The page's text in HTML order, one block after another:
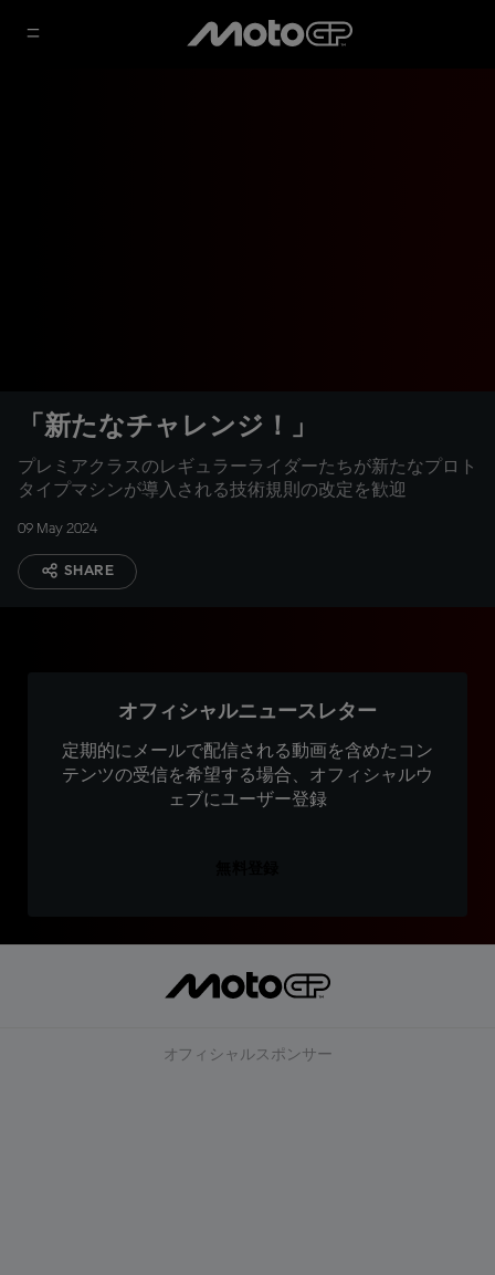
「新たなチャレンジ！」
プレミアクラスのレギュラーライダーたちが新たなプロト
タイプマシンが導入される技術規則の改定を歓迎
09 May 2024
SHARE
オフィシャルニュースレター
定期的にメールで配信される動画を含めたコン
テンツの受信を希望する場合、オフィシャルウ
ェブにユーザー登録
オフィシャルスポンサー